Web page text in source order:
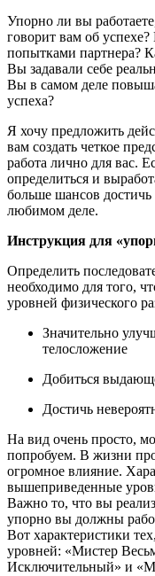
Упорно ли вы
говорит вам об
попытками партнера?
Вы задавали себе
Вы в самом деле
успеха?
Я хочу предложить
вам создать четкое
работа лично для вас.
определиться и
больше шансов
любимом деле.
Инструкция для
Определить
необходимо для того,
уровней физического
Значительно
телосложение
Добиться
Достичь
На вид очень просто,
попробуем. В жизни
огромное влияние.
вышеприведенные
Важно то, что вы
упорно вы должны
Вот характеристики
уровней: «Мистер
Исключительный» и